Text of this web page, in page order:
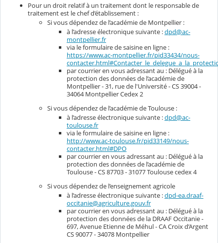
Pour un droit relatif à un traitement dont le responsable de
traitement est le chef d’établissement :
Si vous dépendez de l’académie de Montpellier :
à l’adresse électronique suivante :dpd@ac-
montpellier.fr
via le formulaire de saisine en ligne :
https://www.ac-montpellier.fr/pid33434/nous-
par courrier en vous adressant au : Délégué à la
protection des données de l’académie de
Montpellier - 31, rue de l'Université - CS 39004 -
34064 Montpellier Cedex 2
Si vous dépendez de l’académie de Toulouse :
à l’adresse électronique suivante :dpd@ac-
toulouse.fr
via le formulaire de saisine en ligne :
http://www.ac-toulouse.fr/pid33149/nous-
contacter.html#DPO
par courrier en vous adressant au : Délégué à la
protection des données de l’académie de
Toulouse - CS 87703 - 31077 Toulouse cedex 4
Si vous dépendez de l’enseignement agricole
à l’adresse électronique suivante :dpd-ea.draaf-
occitanie@agriculture.gouv.fr
par courrier en vous adressant au : Délégué à la
protection des données de la DRAAF Occitanie -
697, Avenue Etienne de Méhul - CA Croix d’Argent
CS 90077 - 34078 Montpellier